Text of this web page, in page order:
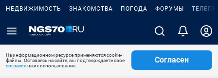
НЕДВИЖИМОСТЬ ЗНАКОМСТВА ПОГОДА ФОРУМЫ
На информационном ресурсе применяются cookie-
файлы. Оставаясь на сайте, вы подтверждаете свое
согласиена их использование.
Согласен